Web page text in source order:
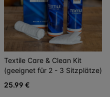
Textile Care & Clean Kit
(geeignet für 2 - 3 Sitzplätze)
25.99 €